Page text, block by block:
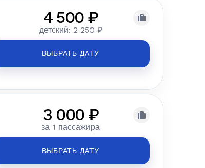
4 500 ₽
детский: 2 250 ₽
ВЫБРАТЬ ДАТУ
3 000 ₽
за 1 пассажира
ВЫБРАТЬ ДАТУ